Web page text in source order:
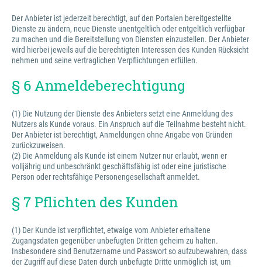
Der Anbieter ist jederzeit berechtigt, auf den Portalen bereitgestellte
Dienste zu ändern, neue Dienste unentgeltlich oder entgeltlich verfügbar
zu machen und die Bereitstellung von Diensten einzustellen. Der Anbieter
wird hierbei jeweils auf die berechtigten Interessen des Kunden Rücksicht
nehmen und seine vertraglichen Verpflichtungen erfüllen.
§ 6 Anmeldeberechtigung
(1) Die Nutzung der Dienste des Anbieters setzt eine Anmeldung des
Nutzers als Kunde voraus. Ein Anspruch auf die Teilnahme besteht nicht.
Der Anbieter ist berechtigt, Anmeldungen ohne Angabe von Gründen
zurückzuweisen.
(2) Die Anmeldung als Kunde ist einem Nutzer nur erlaubt, wenn er
volljährig und unbeschränkt geschäftsfähig ist oder eine juristische
Person oder rechtsfähige Personengesellschaft anmeldet.
§ 7 Pflichten des Kunden
(1) Der Kunde ist verpflichtet, etwaige vom Anbieter erhaltene
Zugangsdaten gegenüber unbefugten Dritten geheim zu halten.
Insbesondere sind Benutzername und Passwort so aufzubewahren, dass
der Zugriff auf diese Daten durch unbefugte Dritte unmöglich ist, um